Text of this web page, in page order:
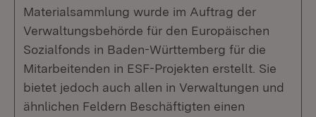
Materialsammlung wurde im Auftrag der
Verwaltungsbehörde für den Europäischen
Sozialfonds in Baden-Württemberg für die
Mitarbeitenden in ESF-Projekten erstellt. Sie
bietet jedoch auch allen in Verwaltungen und
ähnlichen Feldern Beschäftigten einen